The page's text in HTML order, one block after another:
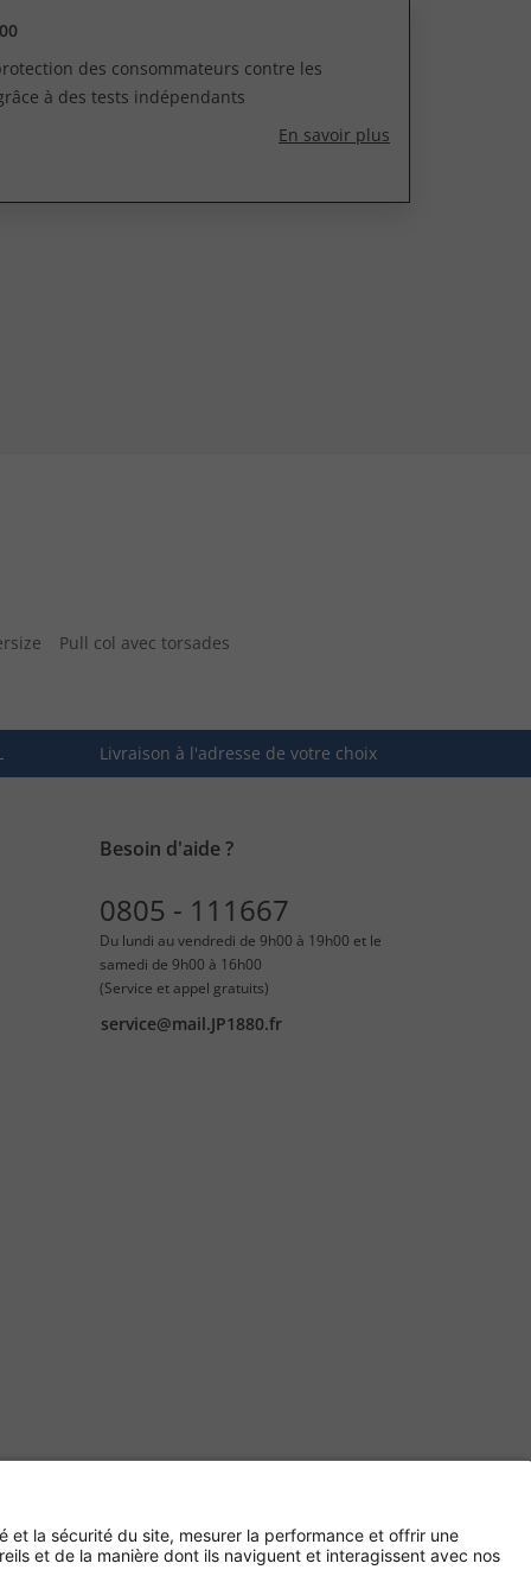
des consommateurs contre les
à des tests indépendants
En savoir plus
Pull col avec torsades
Livraison à l'adresse de votre choix
Besoin d'aide ?
0805 - 111667
Du lundi au vendredi de 9h00 à 19h00 et le
samedi de 9h00 à 16h00
(Service et appel gratuits)
service@mail.JP1880.fr